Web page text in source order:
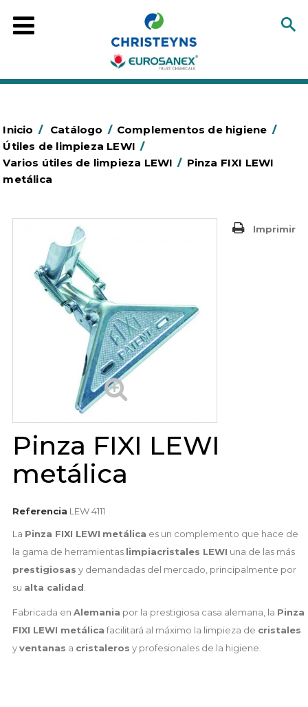
Inicio / Catálogo / Complementos de higiene /
Útiles de limpieza LEWI /
Varios útiles de limpieza LEWI / Pinza FIXI LEWI
metálica
Imprimir
Pinza FIXI LEWI
metálica
Referencia LEW 4111
La Pinza FIXI LEWI metálica es un complemento que hace de
la gama de herramientas limpiacristales LEWI una de las más
prestigiosas y demandadas del mercado, principalmente por
su alta calidad
Fabricada en Alemania por la prestigiosa casa alemana, la Pinza
FIXI LEWI metálica facilitará al máximo la limpieza de cristales
yventanas a cristaleros y profesionales de la higiene.